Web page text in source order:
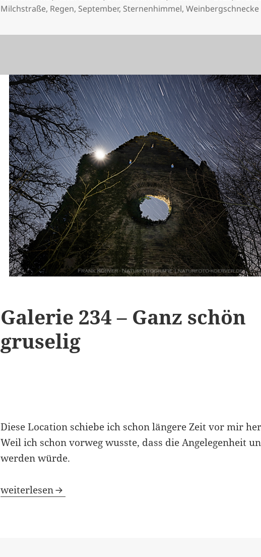
Milchstraße, Regen, September, Sternenhimmel,Weinbergschnecke
Galerie 234 – Ganz schön
gruselig
Diese Location schiebe ich schon längere Zeit vor mir
Weil ich schon vorweg wusste, dass die Angelegenheit
werden würde.
Galerie 234 – Ganz schön gruselig
weiterlesen